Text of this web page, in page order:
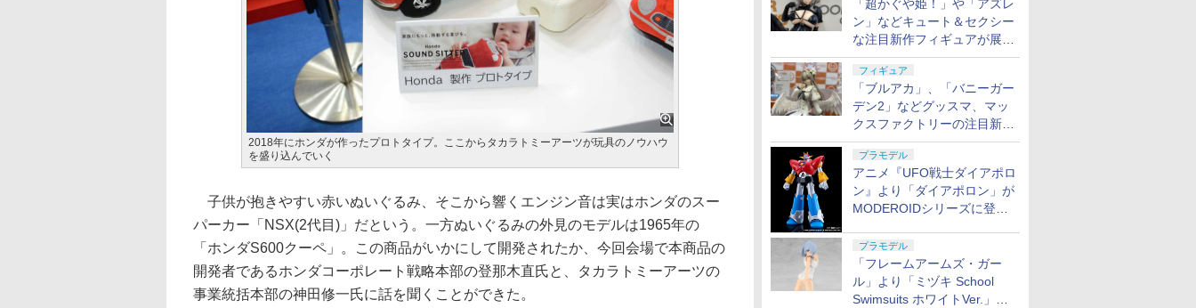
「超かぐや姫！」や「アズレ
ン」などキュート＆セクシー
な注目新作フィギュアが展示
【ホビーメーカー合同展示
会】
フィギュア
「ブルアカ」、「バニーガー
デン2」などグッスマ、マッ
クスファクトリーの注目新作
フィギュアが展示【ホビーメ
ーカー合同展示会】
プラモデル
アニメ『UFO戦士ダイアポロ
ン』より「ダイアポロン」が
MODEROIDシリーズに登
プラモデル
「フレームアームズ・ガー
ル」より「ミヅキ School
Swimsuits ホワイトVer.」が8
2018年にホンダが作ったプロトタイプ。ここからタカラトミーアーツが玩具のノウハウ
を盛り込んでいく
子供が抱きやすい赤いぬいぐるみ、そこから響くエンジン音は実はホンダのスー
パーカー「NSX(2代目)」だという。一方ぬいぐるみの外見のモデルは1965年の
「ホンダS600クーペ」。この商品がいかにして開発されたか、今回会場で本商品の
開発者であるホンダコーポレート戦略本部の登那木直氏と、タカラトミーアーツの
事業統括本部の神田修一氏に話を聞くことができた。